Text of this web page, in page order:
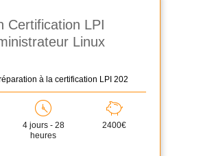
Certification LPI
Linux
à la certification LPI 202
4 jours - 28
heures
2400€